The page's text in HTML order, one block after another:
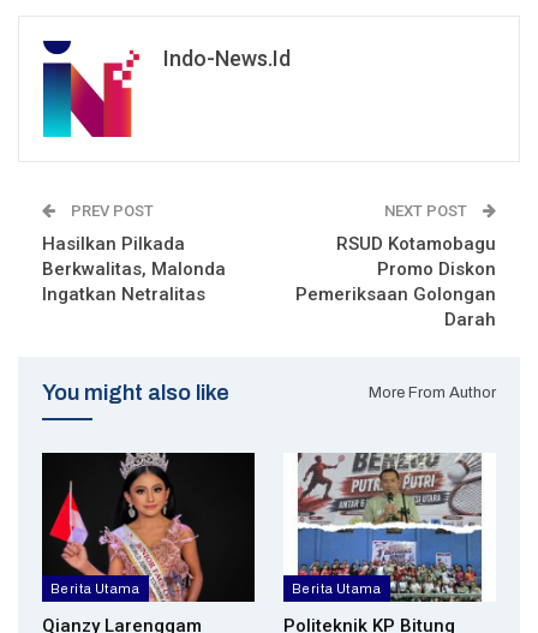
Indo-News.id
PREV POST
Hasilkan Pilkada
Berkwalitas, Malonda
Ingatkan Netralitas
NEXT POST
RSUD Kotamobagu
Promo Diskon
Pemeriksaan Golongan
Darah
You might also like More From Author
Berita Utama
Qianzy Larenggam
Berita Utama
Politeknik KP Bitung